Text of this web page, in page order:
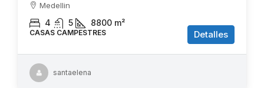
Medellin
4 5 8800 m²
CASAS CAMPESTRES Detalles
santaelena